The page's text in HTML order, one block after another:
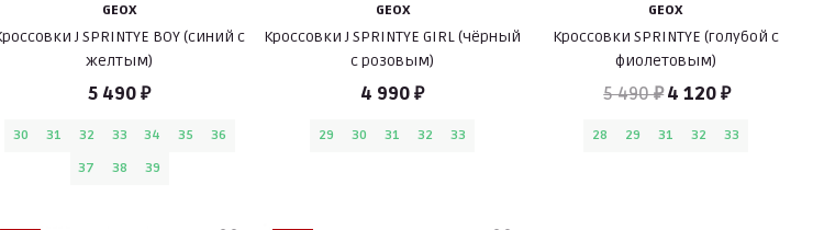
GEOX
J SPRINTYE BOY (синий с
желтым)
5 490 ₽
30 31 32 33 34 35
36
37
38 39
GEOX
Кроссовки J SPRINTYE GIRL (чёрный
с розовым)
4 990 ₽
29 30 31 32 33
GEOX
Кроссовки SPRINTYE (голубой с
фиолетовым)
5 490 ₽4 120 ₽
28 29 31 32 33